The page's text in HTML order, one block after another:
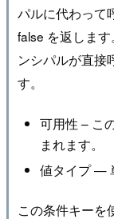
パルに代わって
false を返しま
ンシパルが直接
す。
可用性 – こ
まれます。
値タイプ —
この条件キーを